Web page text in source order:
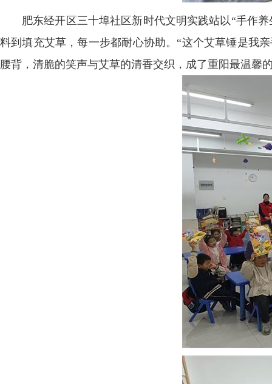
肥东经开区三十埠社区新时代文明实践站以“手作
料到填充艾草，每一步都耐心协助。“这个艾草锤是我
腰背，清脆的笑声与艾草的清香交织，成了重阳最温馨